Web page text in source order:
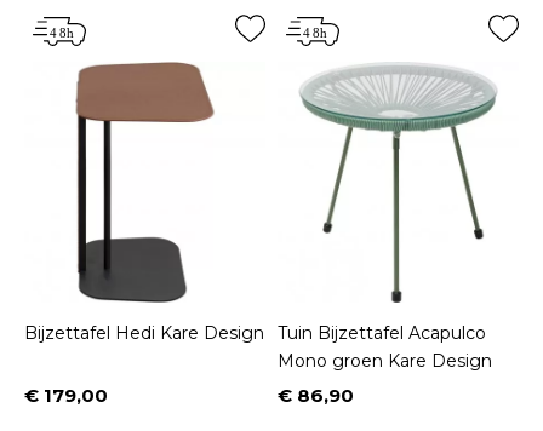
Bijzettafel Hedi Kare Design
Prijs
€ 179,00
Tuin Bijzettafel Acapulco
Mono groen Kare Design
Prijs
€ 86,90